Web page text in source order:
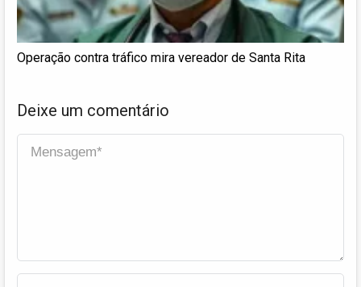
Operação contra tráfico mira vereador de Santa Rita
Deixe um comentário